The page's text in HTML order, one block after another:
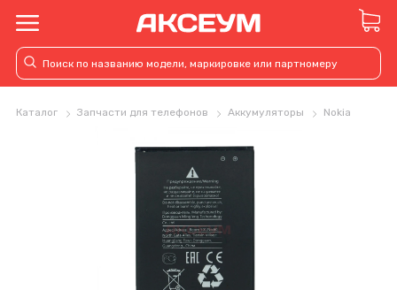
Каталог Запчасти для телефонов Аккумуляторы Nokia